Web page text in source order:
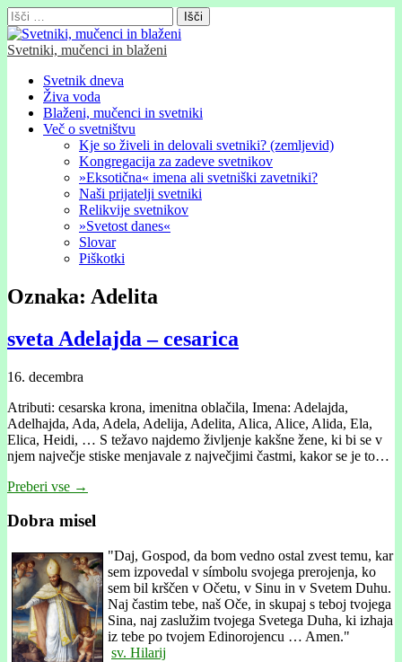
Išči:
Svetniki, mučenci in blaženi
Glavni
meni
Skip
content
Svetnik dneva
Živa voda
Blaženi, mučenci in svetniki
Več o svetništvu
Kje so živeli in delovali svetniki? (zemljevid)
Kongregacija za zadeve svetnikov
»Eksotična« imena ali svetniški zavetniki?
Naši prijatelji svetniki
Relikvije svetnikov
»Svetost danes«
Slovar
Piškotki
Oznaka: Adelita
sveta Adelajda – cesarica
16. decembra
Atributi: cesarska krona, imenitna oblačila, Imena: Adelajda,
Adelhajda, Ada, Adela, Adelija, Adelita, Alica, Alice, Alida, Ela,
Elica, Heidi, … S težavo najdemo življenje kakšne žene, ki bi se v
njem največje stiske menjavale z največjimi častmi, kakor se je to…
Preberi vse →
Dobra misel
"Daj, Gospod, da bom vedno ostal zvest temu, kar
sem izpovedal v símbolu svojega prerojenja, ko
sem bil krščen v Očetu, v Sinu in v Svetem Duhu.
Naj častim tebe, naš Oče, in skupaj s teboj tvojega
Sina, naj zaslužim tvojega Svetega Duha, ki izhaja
iz tebe po tvojem Edinorojencu … Amen."
sv. Hilarij